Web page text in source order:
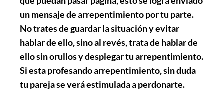
unmensaje de arrepentimientopor tu parte.
No trates de guardar la situación y evitar
hablar de ello, sino al revés, trata de hablar de
ello sin orullos y desplegar tuarrepentimiento.
Si esta profesando arrepentimiento, sin duda
tu pareja se verá estimulada a perdonarte.